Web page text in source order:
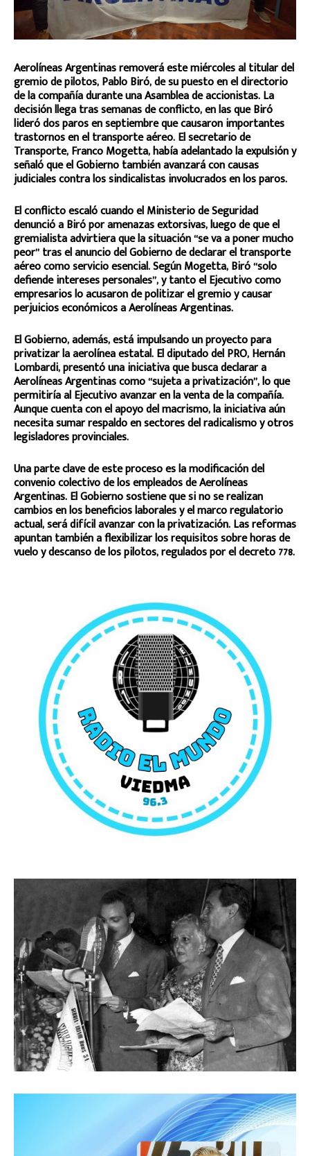
Aerolíneas Argentinas removerá este miércoles al titular del
gremio de pilotos, Pablo Biró, de su puesto en el directorio
de la compañía durante una Asamblea de accionistas. La
decisión llega tras semanas de conflicto, en las que Biró
lideró dos paros en septiembre que causaron importantes
trastornos en el transporte aéreo. El secretario de
Transporte, Franco Mogetta, había adelantado la expulsión y
señaló que el Gobierno también avanzará con causas
judiciales contra los sindicalistas involucrados en los paros.
El conflicto escaló cuando el Ministerio de Seguridad
denunció a Biró por amenazas extorsivas, luego de que el
gremialista advirtiera que la situación “se va a poner mucho
peor” tras el anuncio del Gobierno de declarar el transporte
aéreo como servicio esencial. Según Mogetta, Biró “solo
defiende intereses personales”, y tanto el Ejecutivo como
empresarios lo acusaron de politizar el gremio y causar
perjuicios económicos a Aerolíneas Argentinas.
El Gobierno, además, está impulsando un proyecto para
privatizar la aerolínea estatal. El diputado del PRO, Hernán
Lombardi, presentó una iniciativa que busca declarar a
Aerolíneas Argentinas como “sujeta a privatización”, lo que
permitiría al Ejecutivo avanzar en la venta de la compañía.
Aunque cuenta con el apoyo del macrismo, la iniciativa aún
necesita sumar respaldo en sectores del radicalismo y otros
legisladores provinciales.
Una parte clave de este proceso es la modificación del
convenio colectivo de los empleados de Aerolíneas
Argentinas. El Gobierno sostiene que si no se realizan
cambios en los beneficios laborales y el marco regulatorio
actual, será difícil avanzar con la privatización. Las reformas
apuntan también a flexibilizar los requisitos sobre horas de
vuelo y descanso de los pilotos, regulados por el decreto 778.